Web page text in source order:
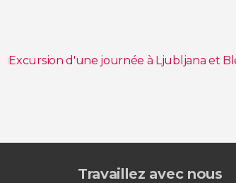
Excursion d'une journée à Ljubljana et
Travaillez avec nous